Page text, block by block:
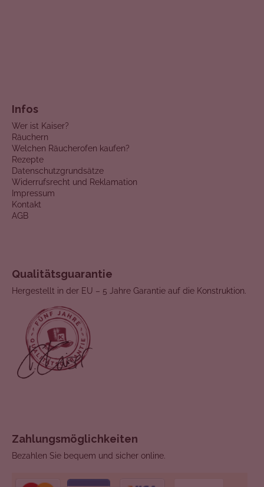
Infos
Wer ist Kaiser?
Räuchern
Welchen Räucherofen kaufen?
Rezepte
Datenschutzgrundsätze
Widerrufsrecht und Reklamation
Impressum
Kontakt
AGB
Qualitätsguarantie
Hergestellt in der EU – 5 Jahre Garantie auf die Konstruktion.
Zahlungsmöglichkeiten
Bezahlen Sie bequem und sicher online.